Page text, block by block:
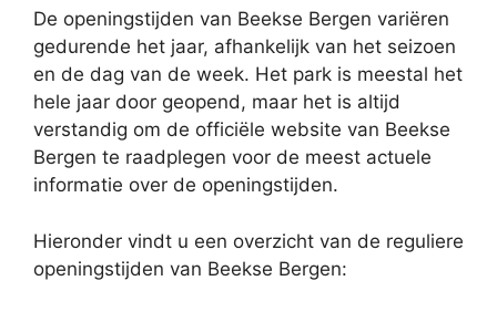
De openingstijden van Beekse Bergen variëren
gedurende het jaar, afhankelijk van het seizoen
en de dag van de week. Het park is meestal het
hele jaar door geopend, maar het is altijd
verstandig om de officiële website van Beekse
Bergen te raadplegen voor de meest actuele
informatie over de openingstijden.
Hieronder vindt u een overzicht van de reguliere
openingstijden van Beekse Bergen: